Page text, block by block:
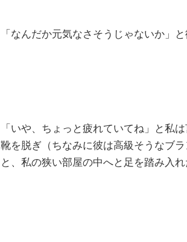
「なんだか元気なさそうじゃないか」と
「いや、ちょっと疲れていてね」と私
靴を脱ぎ（ちなみに彼は高級そうなブ
と、私の狭い部屋の中へと足を踏み入れ